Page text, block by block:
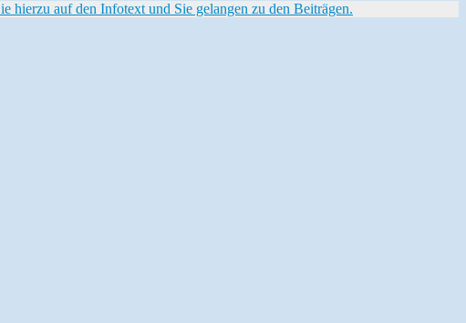
hierzu auf den Infotext und Sie gelangen zu den Beiträgen.